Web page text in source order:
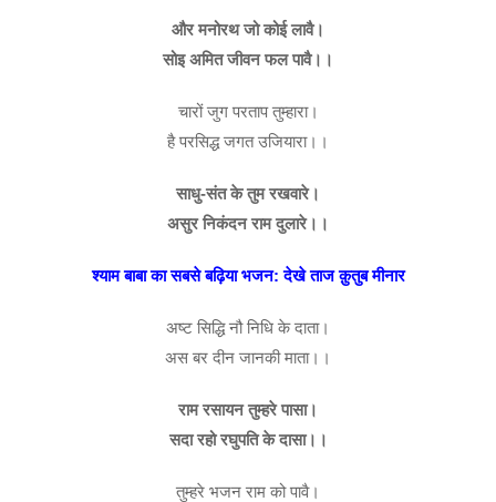
और मनोरथ जो कोई लावै।
सोइ अमित जीवन फल पावै।।
चारों जुग परताप तुम्हारा।
है परसिद्ध जगत उजियारा।।
साधु-संत के तुम रखवारे।
असुर निकंदन राम दुलारे।।
श्याम बाबा का सबसे बढ़िया भजन: देखे ताज क़ुतुब मीनार
अष्ट सिद्धि नौ निधि के दाता।
अस बर दीन जानकी माता।।
राम रसायन तुम्हरे पासा।
सदा रहो रघुपति के दासा।।
तुम्हरे भजन राम को पावै।